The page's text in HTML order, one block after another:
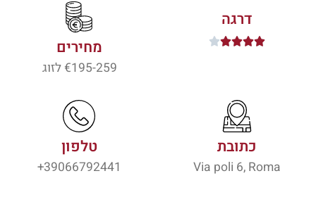
דרגה




 מחירים
195-259€ לזוג
כתובת
Via poli 6, Roma
טלפון
39066792441+